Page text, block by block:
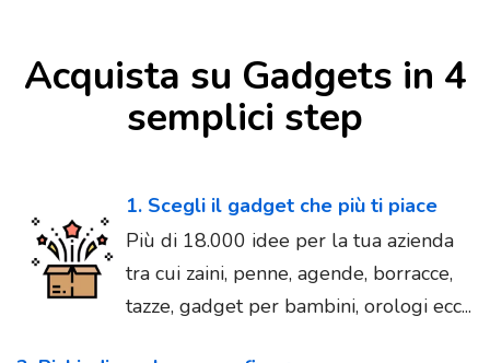
Acquista su Gadgets in 4
semplici step
1. Scegli il gadget che più ti piace
Più di 18.000 idee per la tua azienda
tra cui zaini, penne, agende, borracce,
tazze, gadget per bambini, orologi ecc...